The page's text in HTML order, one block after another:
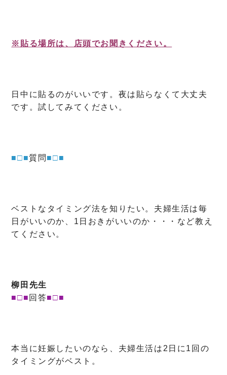
※貼る場所は、店頭でお聞きください。
日中に貼るのがいいです。夜は貼らなくて大丈夫
です。試してみてください。
■□■質問 ■□■
ベストなタイミング法を知りたい。夫婦生活は毎
日がいいのか、1日おきがいいのか・・・など教え
てください。
柳田先生
■□■ 回答■□■
本当に妊娠したいのなら、夫婦生活は2日に1回の
タイミングがベスト。